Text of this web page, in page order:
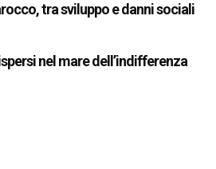
tra sviluppo e danni sociali
nel mare dell’indifferenza